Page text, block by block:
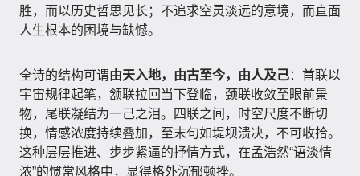
胜，而以历史哲思见长；不追求空灵淡远的意境，而直面
人生根本的困境与缺憾。
全诗的结构可谓由天入地，由古至今，由人及己：首联以
宇宙规律起笔，颔联拉回当下登临，颈联收敛至眼前景
物，尾联凝结为一己之泪。四联之间，时空尺度不断切
换，情感浓度持续叠加，至末句如堤坝溃决，不可收拾。
这种层层推进、步步紧逼的抒情方式，在孟浩然“语淡情
浓”的惯常风格中，显得格外沉郁顿挫。